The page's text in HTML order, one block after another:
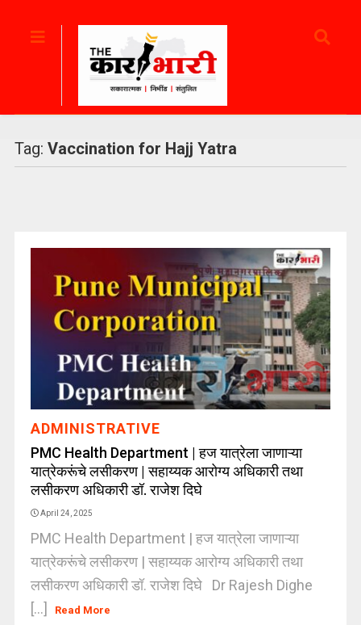
Tag: Vaccination for Hajj Yatra
ADMINISTRATIVE
PMC Health Department | हज यात्रेला जाणाऱ्या
यात्रेकरूंचे लसीकरण | सहाय्यक आरोग्य अधिकारी तथा
लसीकरण अधिकारी डॉ. राजेश दिघे
April 24, 2025
PMC Health Department | हज यात्रेला जाणाऱ्या
यात्रेकरूंचे लसीकरण | सहाय्यक आरोग्य अधिकारी तथा
लसीकरण अधिकारी डॉ. राजेश दिघे Dr Rajesh Dighe
[...]
Read More